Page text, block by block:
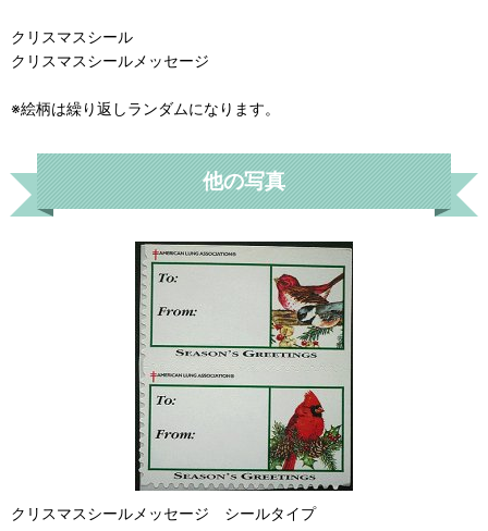
クリスマスシール
クリスマスシールメッセージ
※絵柄は繰り返しランダムになります。
他の写真
クリスマスシールメッセージ シールタイプ